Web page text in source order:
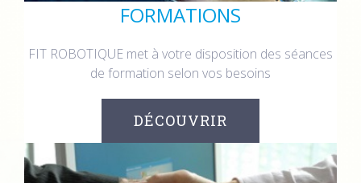
FORMATIONS
FIT ROBOTIQUE met à votre disposition des séances
de formation selon vos besoins
DÉCOUVRIR